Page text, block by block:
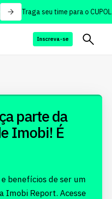
Traga seu time para o
Inscreva-se
parte da
Imobi! É
benefícios de ser um
Imobi Report. Acesse